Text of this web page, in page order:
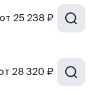
от 25 238 ₽
28 320 ₽